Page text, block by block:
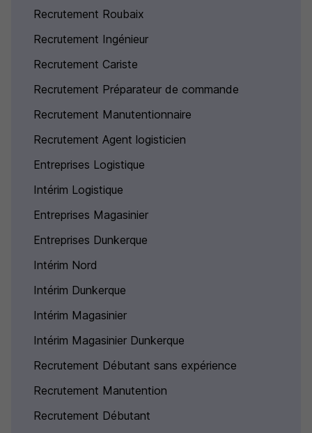
Recrutement Roubaix
Recrutement Ingénieur
Recrutement Cariste
Recrutement Préparateur de commande
Recrutement Manutentionnaire
Recrutement Agent logisticien
Entreprises Logistique
Intérim Logistique
Entreprises Magasinier
Entreprises Dunkerque
Intérim Nord
Intérim Dunkerque
Intérim Magasinier
Intérim Magasinier Dunkerque
Recrutement Débutant sans expérience
Recrutement Manutention
Recrutement Débutant